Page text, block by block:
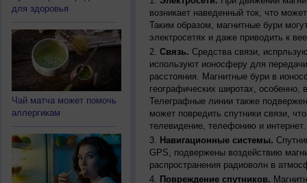
для здоровья
Чай матча может помочь
аллергикам
возникает наведенный ток, что
Таким образом, магнитные бури
электросетях и даже приводить к
Связь. Средства связи,
используют ионосферу для
расстояния. Магнитные бури в
географических широтах,
Телеграфные линии также
может повредить спутники связи,
телевидение, телефонию и интернет.
Навигационные системы.
GPS, подвержены воздействию
распространения радиоволн в
Повреждение спутников.